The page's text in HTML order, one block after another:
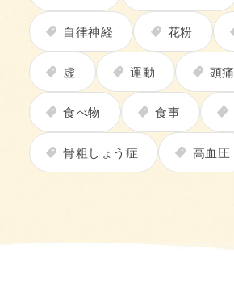
自律神経 花粉
虚 運動 頭痛
食べ物 食事
骨粗しょう症 高血圧